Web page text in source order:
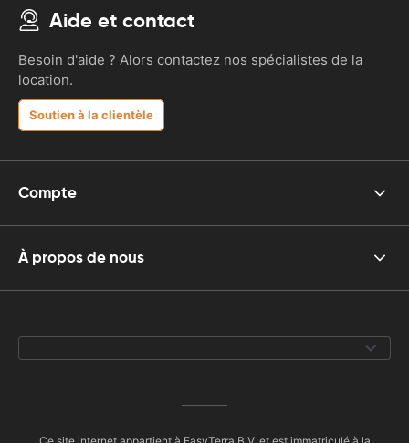
Aide et contact
Besoin d'aide ? Alors contactez nos spécialistes de la
location.
Soutien à la clientèle
Compte
À propos de nous